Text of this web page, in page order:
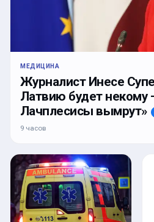
МЕДИЦИНА
Журналист Инесе
Латвию будет некому
Лачплесисы вымрут»
9 часов